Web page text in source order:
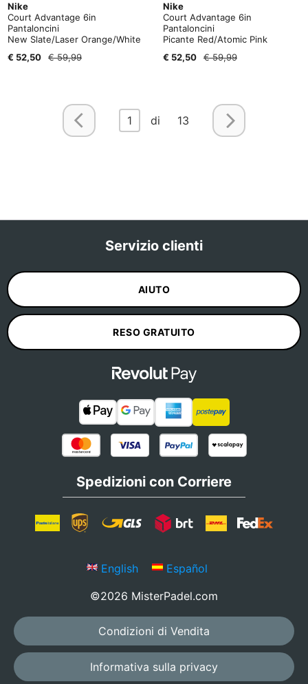
Nike
Court Advantage 6in
Pantaloncini
New Slate/Laser Orange/White
€ 52,50
€ 59,99
Nike
Court Advantage 6in
Pantaloncini
Picante Red/Atomic Pink
€ 52,50
€ 59,99
1 di 13
Servizio clienti
AIUTO
RESO GRATUITO
Spedizioni con Corriere
English
Español
©2026 MisterPadel.com
Condizioni di Vendita
Informativa sulla privacy